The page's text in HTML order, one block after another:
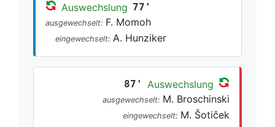
Auswechslung 77'
ausgewechselt: F. Momoh
eingewechselt: A. Hunziker
87' Auswechslung
ausgewechselt: M. Broschinski
eingewechselt: M. Šotiček